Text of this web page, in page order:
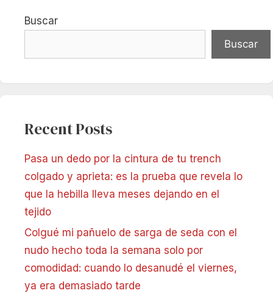
Buscar
Buscar
Recent Posts
Pasa un dedo por la cintura de tu trench
colgado y aprieta: es la prueba que revela lo
que la hebilla lleva meses dejando en el
tejido
Colgué mi pañuelo de sarga de seda con el
nudo hecho toda la semana solo por
comodidad: cuando lo desanudé el viernes,
ya era demasiado tarde